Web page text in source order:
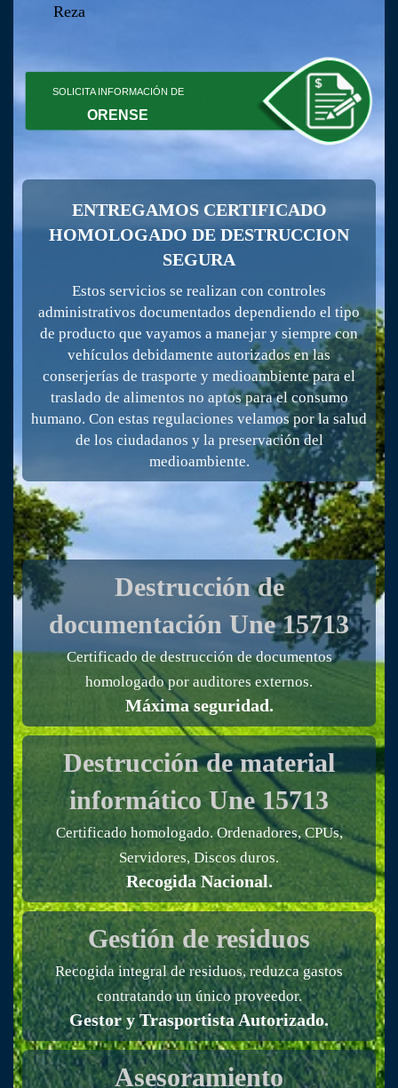
Reza
SOLICITA INFORMACIÓN DE
ORENSE
ENTREGAMOS CERTIFICADO
HOMOLOGADO DE DESTRUCCION
SEGURA
Estos servicios se realizan con controles
administrativos documentados dependiendo el tipo
de producto que vayamos a manejar y siempre con
vehículos debidamente autorizados en las
conserjerías de trasporte y medioambiente para el
traslado de alimentos no aptos para el consumo
humano. Con estas regulaciones velamos por la salud
de los ciudadanos y la preservación del
medioambiente.
Actuamos en toda la Península
Destrucción de
documentación Une 15713
Certificado de destrucción de documentos
homologado por auditores externos.
Máxima seguridad.
Destrucción de material
informático Une 15713
Certificado homologado. Ordenadores, CPUs,
Servidores, Discos duros.
Recogida Nacional.
Gestión de residuos
Recogida integral de residuos, reduzca gastos
contratando un único proveedor.
Gestor y Trasportista Autorizado.
Asesoramiento